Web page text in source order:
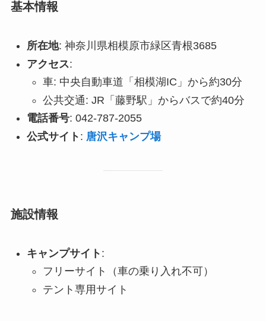
基本情報
所在地: 神奈川県相模原市緑区青根3685
アクセス:
車: 中央自動車道「相模湖IC」から約30分
公共交通: JR「藤野駅」からバスで約40分
電話番号: 042-787-2055
公式サイト : 唐沢キャンプ場
施設情報
キャンプサイト :
フリーサイト（車の乗り入れ不可）
テント専用サイト